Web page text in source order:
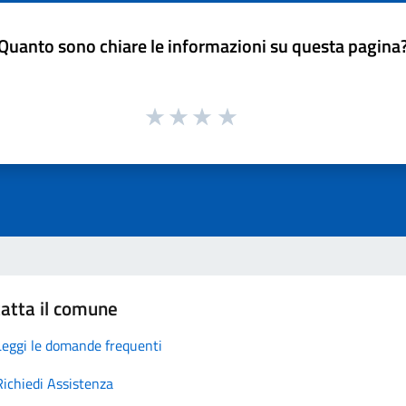
sono chiare le informazioni su questa
il comune
le domande frequenti
Assistenza